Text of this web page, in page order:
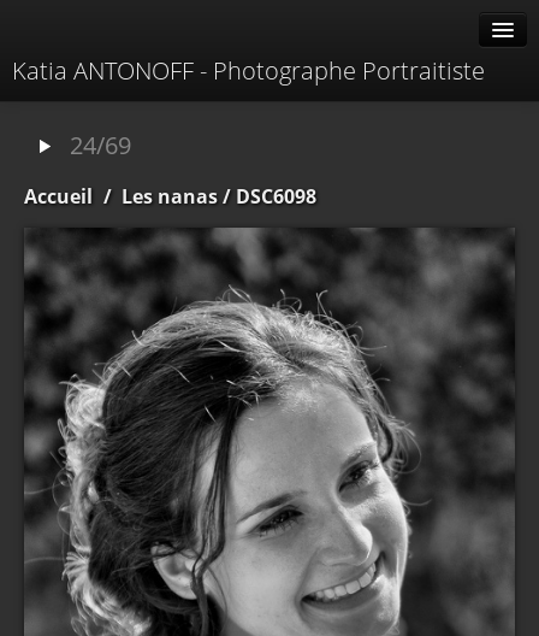
Katia ANTONOFF - Photographe Portraitiste
Contacter
24/69
Accueil / Les nanas/ DSC6098